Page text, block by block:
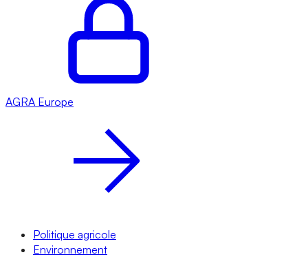
AGRA Europe
Politique agricole
Environnement